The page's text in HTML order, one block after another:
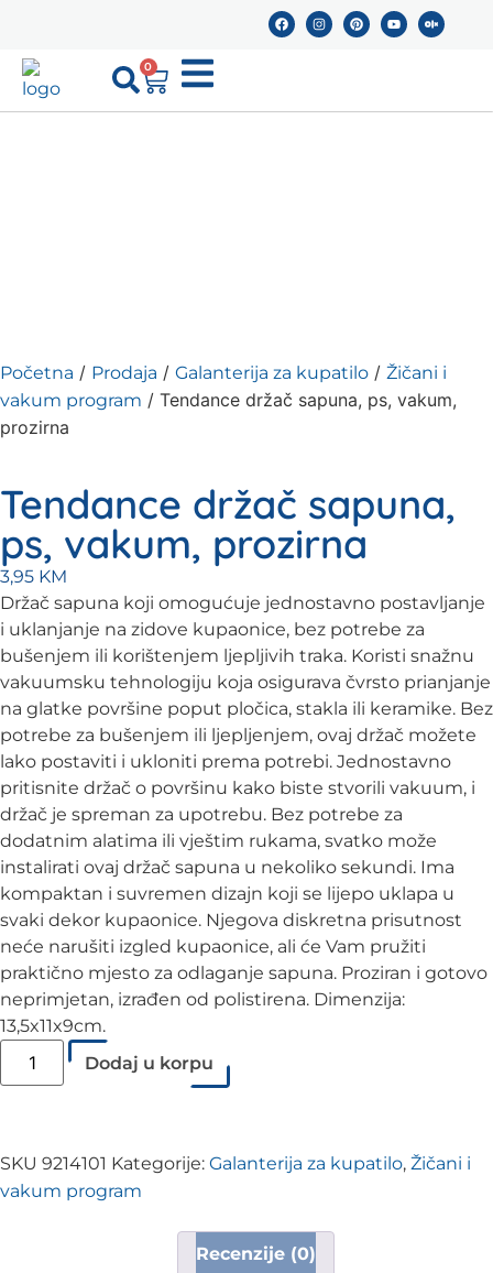
0
Početna / Prodaja / Galanterija za kupatilo / Žičani i
vakum program / Tendance držač sapuna, ps, vakum,
prozirna
Tendance držač sapuna,
ps, vakum, prozirna
3,95 KM
Držač sapuna koji omogućuje jednostavno postavljanje
i uklanjanje na zidove kupaonice, bez potrebe za
bušenjem ili korištenjem ljepljivih traka. Koristi snažnu
vakuumsku tehnologiju koja osigurava čvrsto prianjanje
na glatke površine poput pločica, stakla ili keramike. Bez
potrebe za bušenjem ili ljepljenjem, ovaj držač možete
lako postaviti i ukloniti prema potrebi. Jednostavno
pritisnite držač o površinu kako biste stvorili vakuum, i
držač je spreman za upotrebu. Bez potrebe za
dodatnim alatima ili vještim rukama, svatko može
instalirati ovaj držač sapuna u nekoliko sekundi. Ima
kompaktan i suvremen dizajn koji se lijepo uklapa u
svaki dekor kupaonice. Njegova diskretna prisutnost
neće narušiti izgled kupaonice, ali će Vam pružiti
praktično mjesto za odlaganje sapuna. Proziran i gotovo
neprimjetan, izrađen od polistirena. Dimenzija:
13,5x11x9cm.
Dodaj u korpu
SKU 9214101 Kategorije: Galanterija za kupatilo, Žičani i
vakum program
Recenzije (0)